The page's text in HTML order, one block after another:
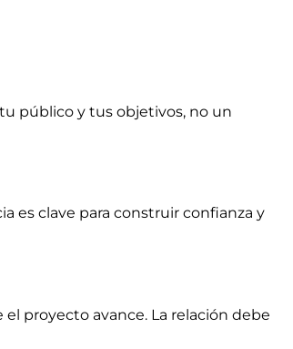
público y tus objetivos, no un
es clave para construir confianza y
proyecto avance. La relación debe